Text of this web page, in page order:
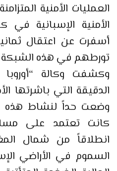
العمليات الأمنية
الأمنية الإسبانية في
أسفرت عن اعتقال
تورطهم في هذه الشبكة
وكشفت وكالة
الدقيقة التي باشرتها
وضعت حداً لنشاط هذه
كانت تعتمد على
انطلاقاً من شمال
السموم في الأراضي